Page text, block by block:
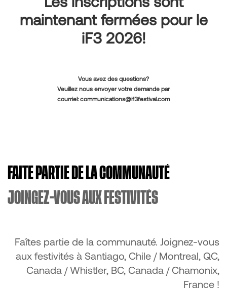
maintenant fermées pour le
iF3 2026!
Vous avez des questions?
Veuillez nous envoyer votre demande par
courriel:communications@if3festival.com
FAITE PARTIE DE LA COMMUNAUTÉ
JOINGEZ-VOUS AUX FESTIVITÉS
Faîtes partie de la communauté. Joignez-vous
aux festivités à Santiago, Chile / Montreal, QC,
Canada / Whistler, BC, Canada / Chamonix,
France !